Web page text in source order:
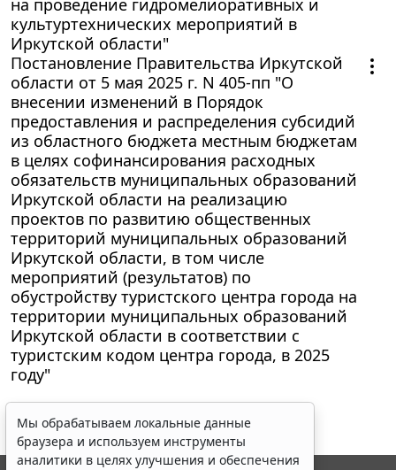
культуртехнических мероприятий в
Иркутской области"
Постановление Правительства Иркутской
области от 5 мая 2025 г. N 405-пп "О
внесении изменений в Порядок
предоставления и распределения субсидий
из областного бюджета местным бюджетам
в целях софинансирования расходных
обязательств муниципальных образований
Иркутской области на реализацию
проектов по развитию общественных
территорий муниципальных образований
Иркутской области, в том числе
мероприятий (результатов) по
обустройству туристского центра города на
территории муниципальных образований
Иркутской области в соответствии с
туристским кодом центра города, в 2025
году"
Мы обрабатываем локальные данные
браузера и используем инструменты
аналитики в целях улучшения и обеспечения